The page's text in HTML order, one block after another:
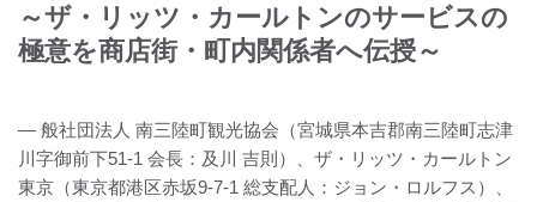
～ザ・リッツ・カールトンのサービスの
極意を商店街・町内関係者へ伝授～
— 般社団法人 南三陸町観光協会（宮城県本吉郡南三陸町志津
川字御前下51-1 会長：及川 吉則）、ザ・リッツ・カールトン
東京（東京都港区赤坂9-7-1 総支配人：ジョン・ロルフス）、